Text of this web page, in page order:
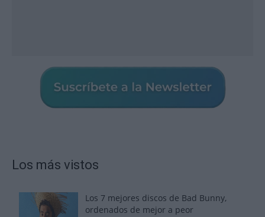
Los más vistos
Los 7 mejores discos de Bad Bunny,
ordenados de mejor a peor